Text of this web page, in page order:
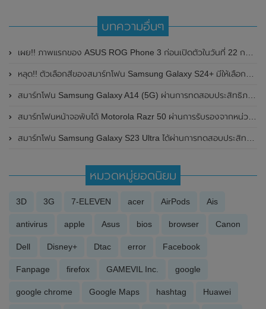
บทความอื่นๆ
เผย!! ภาพแรกของ ASUS ROG Phone 3 ก่อนเปิดตัวในวันที่ 22 กรกฎาคม 2020 นี้ โชว์ให้เห็นทั้งด้านหน้าและด้านหลังของสมาร์ทโฟน (มีคลิป)
หลุด!! ตัวเลือกสีของสมาร์ทโฟน Samsung Galaxy S24+ มีให้เลือกทั้งหมด 4 สี
สมาร์ทโฟน Samsung Galaxy A14 (5G) ผ่านการทดสอบประสิทธิภาพบน Geekbench แล้ว มาพร้อมชิปเซ็ต MediaTek Dimensity 700 ลุ้นเปิดตัวในเร็วๆนี้
สมาร์ทโฟนหน้าจอพับได้ Motorola Razr 50 ผ่านการรับรองจากหน่วยงาน TENAA แล้ว พร้อมเผยดีไซน์ของตัวเครื่อง และรายละเอียดข้อมูลที่สำคัญบางส่วน
สมาร์ทโฟน Samsung Galaxy S23 Ultra ได้ผ่านการทดสอบประสิทธิภาพบน Geekbench แล้ว มาพร้อมชิปเซ็ต Qualcomm Snapdragon 8 Gen 2
หมวดหมู่ยอดนิยม
3D 3G 7-ELEVEN acer AirPods Ais
antivirus apple Asus bios browser Canon
Dell Disney+ Dtac error Facebook
Fanpage firefox GAMEVIL Inc. google
google chrome Google Maps hashtag Huawei